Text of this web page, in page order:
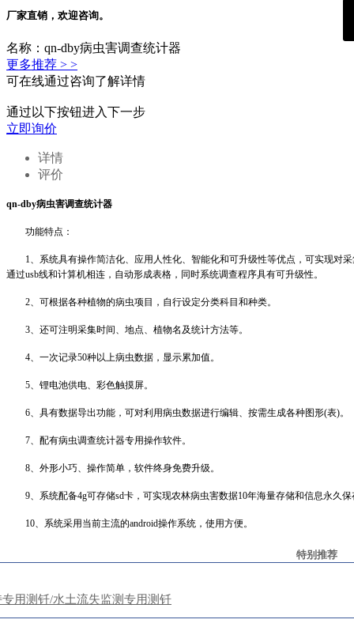
厂家直销，欢迎咨询。
名称：qn-dby病虫害调查统计器
更多推荐 > >
可在线通过咨询了解详情
通过以下按钮进入下一步
立即询价
详情
评价
qn-dby病虫害调查统计器
功能特点：
1、系统具有操作简洁化、应用人性化、智能化和可升级性等优点，可实现对
通过usb线和计算机相连，自动形成表格，同时系统调查程序具有可升级性。
2、可根据各种植物的病虫项目，自行设定分类科目和种类。
3、还可注明采集时间、地点、植物名及统计方法等。
4、一次记录50种以上病虫数据，显示累加值。
5、锂电池供电、彩色触摸屏。
6、具有数据导出功能，可对利用病虫数据进行编辑、按需生成各种图形(表)。
7、配有病虫调查统计器专用操作软件。
8、外形小巧、操作简单，软件终身免费升级。
9、系统配备4g可存储sd卡，可实现农林病虫害数据10年海量存储和信息永久
10、系统采用当前主流的android操作系统，使用方便。
特别推荐
用测钎/水土流失监测专用测钎